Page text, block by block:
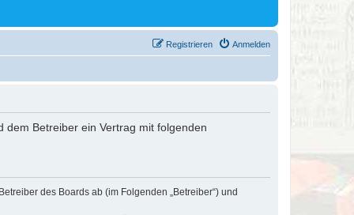
Anmelden
Registrieren
dem Betreiber ein Vertrag mit folgenden
des Boards ab (im Folgenden „Betreiber“) und